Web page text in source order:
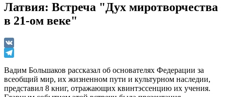
Латвия: Встреча "Дух миротворчества
в 21-ом веке"
VK
Вадим Большаков рассказал об основателях Федерации за
всеобщий мир, их жизненном пути и культурном наследии,
представил 8 книг, отражающих квинтэссенцию их учения.